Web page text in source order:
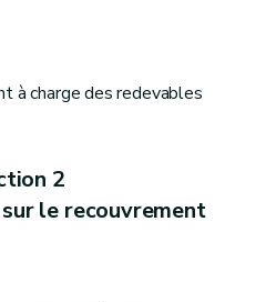
à charge des redevables
2
le recouvrement